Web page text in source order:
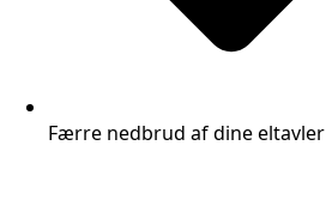
Færre nedbrud af dine eltavler